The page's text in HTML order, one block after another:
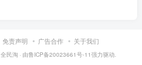
免责声明 广告合作 关于我们
全民淘 · 由鲁ICP备20023661号-11强力驱动.